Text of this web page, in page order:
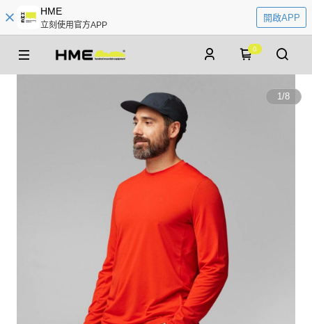
HME
立刻使用官方APP
開啟APP
0
1/8